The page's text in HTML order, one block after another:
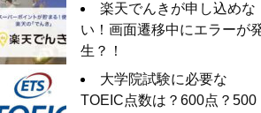
楽天でんきが申し込めな
い！画面遷移中にエラーが
生？！
大学院試験に必要な
TOEIC点数は？600点？500